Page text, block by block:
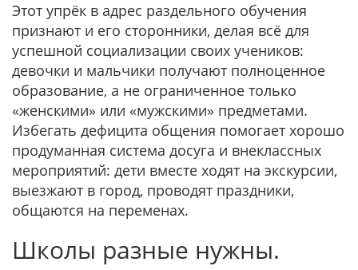
Этот упрёк в адрес раздельного обучения
признают и его сторонники, делая всё для
успешной социализации своих учеников:
девочки и мальчики получают полноценное
образование, а не ограниченное только
«женскими» или «мужскими» предметами.
Избегать дефицита общения помогает хорошо
продуманная система досуга и внеклассных
мероприятий: дети вместе ходят на экскурсии,
выезжают в город, проводят праздники,
общаются на переменах.
Школы разные нужны.